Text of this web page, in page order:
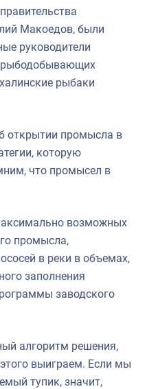
Макоедов, были
руководители
рыбодобывающих
рыбаки
открытии промысла в
которую
что промысел в
возможных
промысла,
в реки в объемах,
заполнения
заводского
алгоритм решения,
выиграем. Если мы
тупик, значит,